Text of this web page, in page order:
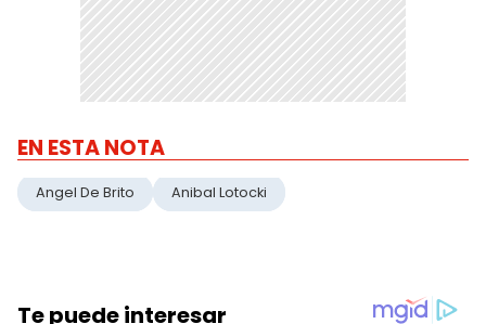
EN ESTA NOTA
Angel De Brito Anibal Lotocki